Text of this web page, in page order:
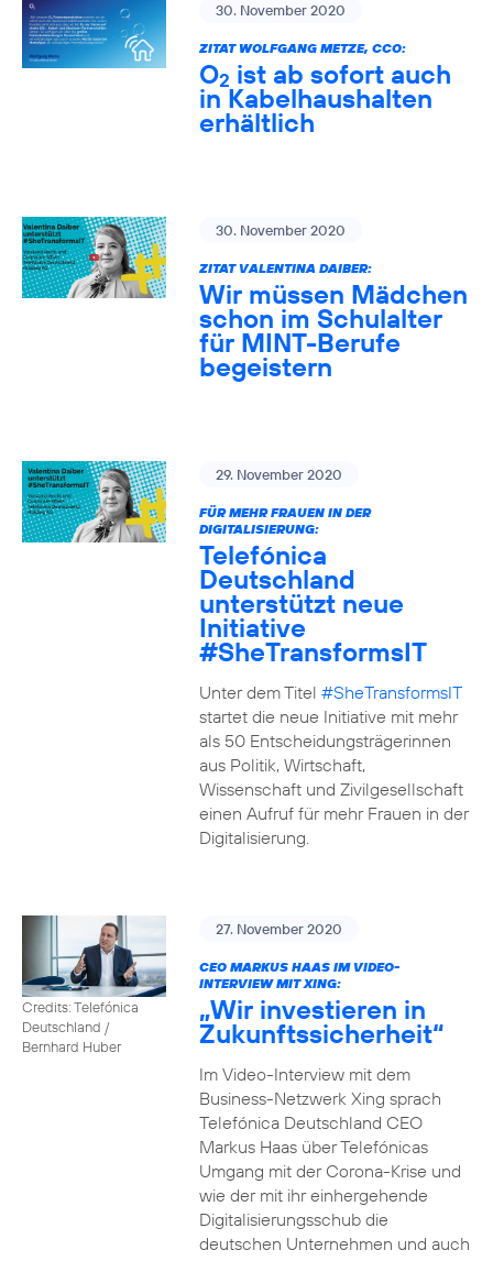
30. November 2020
ZITAT WOLFGANG METZE, CCO:
O2 ist ab sofort auch
in Kabelhaushalten
erhältlich
30. November 2020
ZITAT VALENTINA DAIBER:
Wir müssen Mädchen
schon im Schulalter
für MINT-Berufe
begeistern
29. November 2020
FÜR MEHR FRAUEN IN DER
DIGITALISIERUNG:
Telefónica
Deutschland
unterstützt neue
Initiative
#SheTransformsIT
Unter dem Titel #SheTransformsIT
startet die neue Initiative mit mehr
als 50 Entscheidungsträgerinnen
aus Politik, Wirtschaft,
Wissenschaft und Zivilgesellschaft
einen Aufruf für mehr Frauen in der
Digitalisierung.
Credits: Telefónica
Deutschland /
Bernhard Huber
27. November 2020
CEO MARKUS HAAS IM VIDEO-
INTERVIEW MIT XING:
„Wir investieren in
Zukunftssicherheit“
Im Video-Interview mit dem
Business-Netzwerk Xing sprach
Telefónica Deutschland CEO
Markus Haas über Telefónicas
Umgang mit der Corona-Krise und
wie der mit ihr einhergehende
Digitalisierungsschub die
deutschen Unternehmen und auch